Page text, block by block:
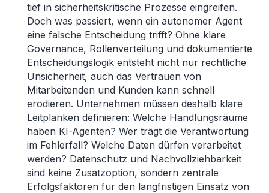
tief in sicherheitskritische Prozesse eingreifen.
Doch was passiert, wenn ein autonomer Agent
eine falsche Entscheidung trifft? Ohne klare
Governance, Rollenverteilung und dokumentierte
Entscheidungslogik entsteht nicht nur rechtliche
Unsicherheit, auch das Vertrauen von
Mitarbeitenden und Kunden kann schnell
erodieren. Unternehmen müssen deshalb klare
Leitplanken definieren: Welche Handlungsräume
haben KI-Agenten? Wer trägt die Verantwortung
im Fehlerfall? Welche Daten dürfen verarbeitet
werden? Datenschutz und Nachvollziehbarkeit
sind keine Zusatzoption, sondern zentrale
Erfolgsfaktoren für den langfristigen Einsatz von